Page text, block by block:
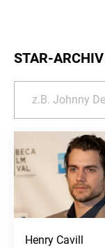
STAR-ARCHIV
Henry Cavill